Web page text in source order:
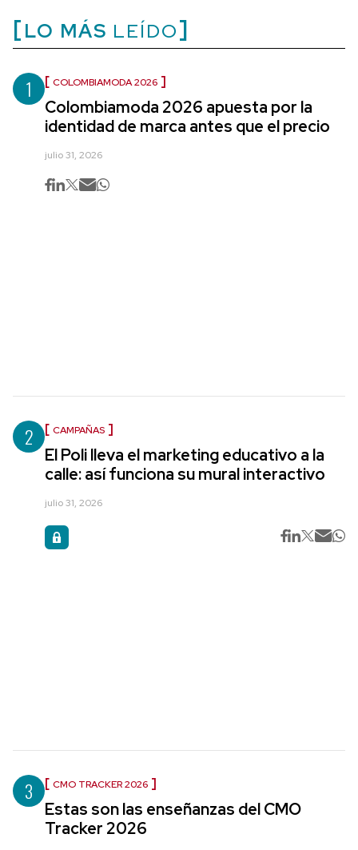
LO MÁS LEÍDO
1 COLOMBIAMODA 2026
Colombiamoda 2026 apuesta por la
identidad de marca antes que el precio
julio 31, 2026
2 CAMPAÑAS
El Poli lleva el marketing educativo a la
calle: así funciona su mural interactivo
julio 31, 2026
3 CMO TRACKER 2026
Estas son las enseñanzas del CMO
Tracker 2026